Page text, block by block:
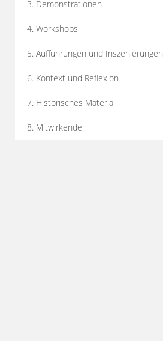
3. Demonstrationen
4. Workshops
5. Aufführungen und Inszenierungen
6. Kontext und Reflexion
7. Historisches Material
8. Mitwirkende